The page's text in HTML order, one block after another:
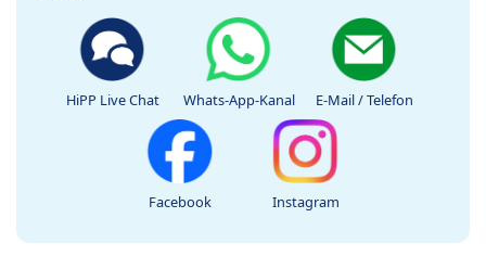
HiPP Live Chat Whats-App-Kanal E-Mail / Telefon
Facebook Instagram